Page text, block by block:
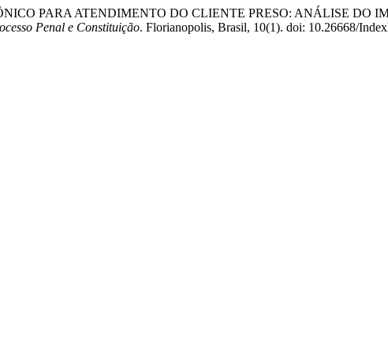
PARA ATENDIMENTO DO CLIENTE PRESO: ANÁLISE DO
Penal e Constituição. Florianopolis, Brasil, 10(1). doi: 10.26668/